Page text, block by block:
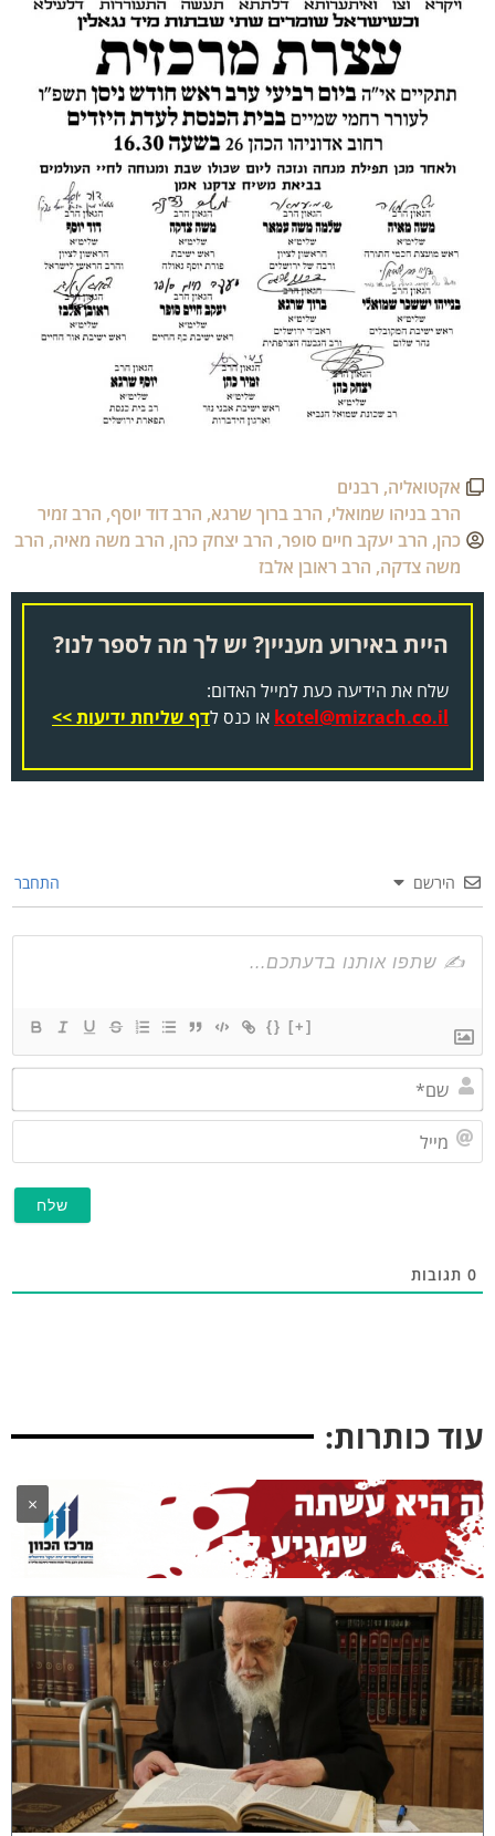
אקטואליה,רבנים
הרב בניהו שמואלי,הרב ברוך שרגא,הרב דוד יוסף,הרב זמיר
כהן,הרב יעקב חיים סופר,הרב יצחק כהן,הרב משה מאיה,הרב
משה צדקה,הרב ראובן אלבז
היית באירוע מעניין? יש לך מה לספר לנו?
שלח את הידיעה כעת למייל האדום:
kotel@mizrach.co.ilאו כנס לדף שליחת ידיעות >>
הירשם התחבר
{}
תגובות
כותרות:
×